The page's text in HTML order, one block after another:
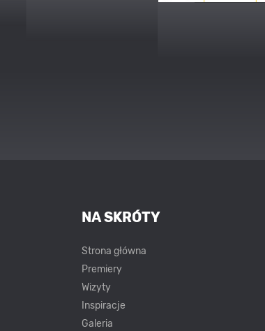
NA SKRÓTY
Strona główna
Premiery
Wizyty
Inspiracje
Galeria